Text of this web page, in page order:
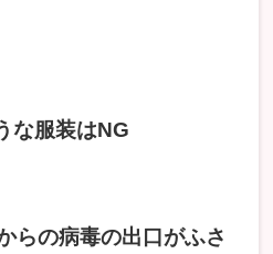
な服装はNG
らの病毒の出口がふさ